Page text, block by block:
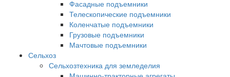
Фасадные подъемники
Телескопические подъемники
Коленчатые подъемники
Грузовые подъемники
Мачтовые подъемники
Сельхоз
Сельхозтехника для земледелия